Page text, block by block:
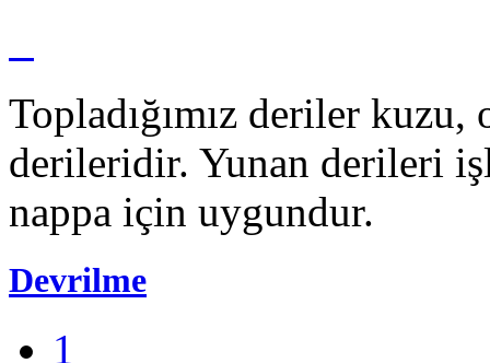
Topladığımız deriler
derileridir. Yunan derileri
nappa için uygundur.
Devrilme
1